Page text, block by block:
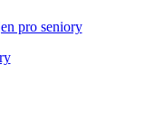
pro seniory